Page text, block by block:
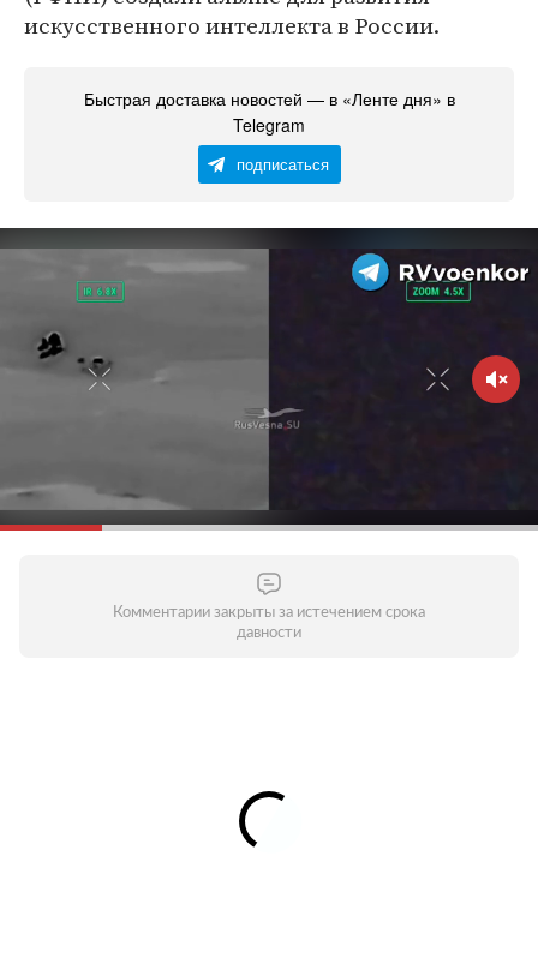
искусственного интеллекта в России.
Быстрая доставка новостей — в «Ленте дня» в
Telegram
подписаться
Комментарии закрыты за истечением срока
давности